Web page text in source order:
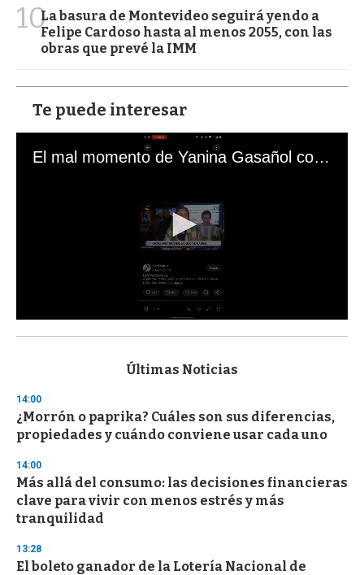
10La basura de Montevideo seguirá yendo a
Felipe Cardoso hasta al menos 2055, con las
obras que prevé la IMM
Te puede interesar
El mal momento de Yanina Gasañol con un hincha argentino en "Subrayado"
s
d
s
o
f
3
s
c
o
d
s
Últimas Noticias
14:00
¿Morrón o paprika? Cuáles son sus diferencias,
propiedades y cuándo conviene usar cada uno
14:00
Más allá del consumo: las decisiones financieras
clave para vivir con menos estrés y más
tranquilidad
13:28
El boleto ganador de la Lotería Nacional de